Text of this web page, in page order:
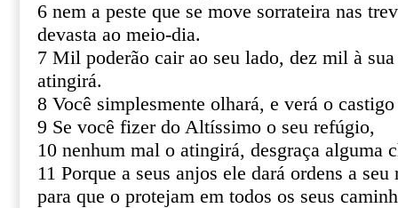
6 nem a peste que se move sorrateira nas
devasta ao meio-dia.
7 Mil poderão cair ao seu lado, dez mil à
atingirá.
8 Você simplesmente olhará, e verá o
9 Se você fizer do Altíssimo o seu refúgio,
10 nenhum mal o atingirá, desgraça alguma
11 Porque a seus anjos ele dará ordens a seu
para que o protejam em todos os seus